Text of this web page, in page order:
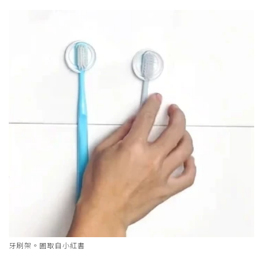
牙刷架。圖取自小紅書